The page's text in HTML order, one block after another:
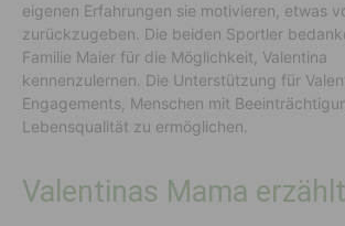
eigenen Erfahrungen sie motivieren, etwas
zurückzugeben. Die beiden Sportler
Familie Maier für die Möglichkeit, Valentina
kennenzulernen. Die Unterstützung für
Engagements, Menschen mit
Lebensqualität zu ermöglichen.
Valentinas Mama